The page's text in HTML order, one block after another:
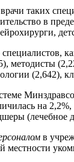
таких
в
методисты
(2,642),
на
(лечебное
в
местности